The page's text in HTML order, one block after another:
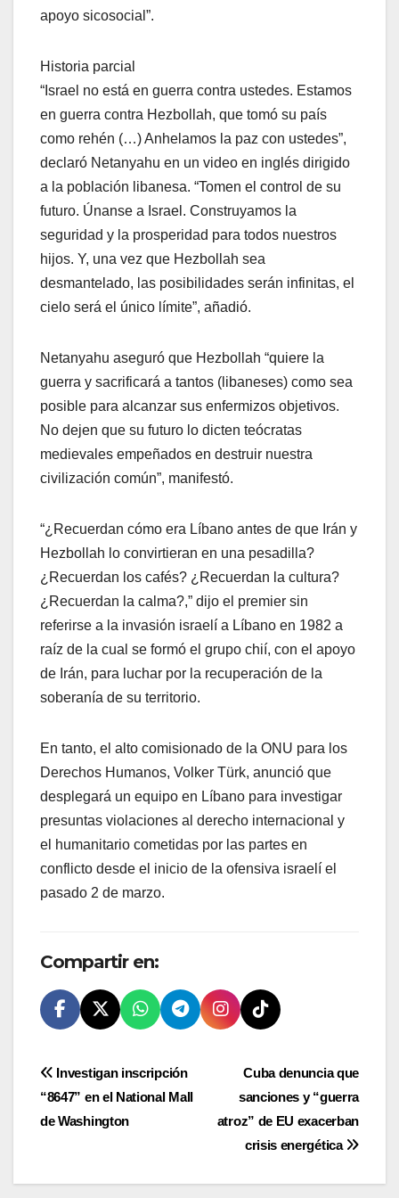
apoyo sicosocial”.
Historia parcial
“Israel no está en guerra contra ustedes. Estamos
en guerra contra Hezbollah, que tomó su país
como rehén (…) Anhelamos la paz con ustedes”,
declaró Netanyahu en un video en inglés dirigido
a la población libanesa. “Tomen el control de su
futuro. Únanse a Israel. Construyamos la
seguridad y la prosperidad para todos nuestros
hijos. Y, una vez que Hezbollah sea
desmantelado, las posibilidades serán infinitas, el
cielo será el único límite”, añadió.
Netanyahu aseguró que Hezbollah “quiere la
guerra y sacrificará a tantos (libaneses) como sea
posible para alcanzar sus enfermizos objetivos.
No dejen que su futuro lo dicten teócratas
medievales empeñados en destruir nuestra
civilización común”, manifestó.
“¿Recuerdan cómo era Líbano antes de que Irán y
Hezbollah lo convirtieran en una pesadilla?
¿Recuerdan los cafés? ¿Recuerdan la cultura?
¿Recuerdan la calma?,” dijo el premier sin
referirse a la invasión israelí a Líbano en 1982 a
raíz de la cual se formó el grupo chií, con el apoyo
de Irán, para luchar por la recuperación de la
soberanía de su territorio.
En tanto, el alto comisionado de la ONU para los
Derechos Humanos, Volker Türk, anunció que
desplegará un equipo en Líbano para investigar
presuntas violaciones al derecho internacional y
el humanitario cometidas por las partes en
conflicto desde el inicio de la ofensiva israelí el
pasado 2 de marzo.
Compartir en:
Navegación
de
Cuba denuncia que
sanciones y “guerra
atroz” de EU exacerban
crisis energética
Investigan inscripción
“8647” en el National Mall
de Washington